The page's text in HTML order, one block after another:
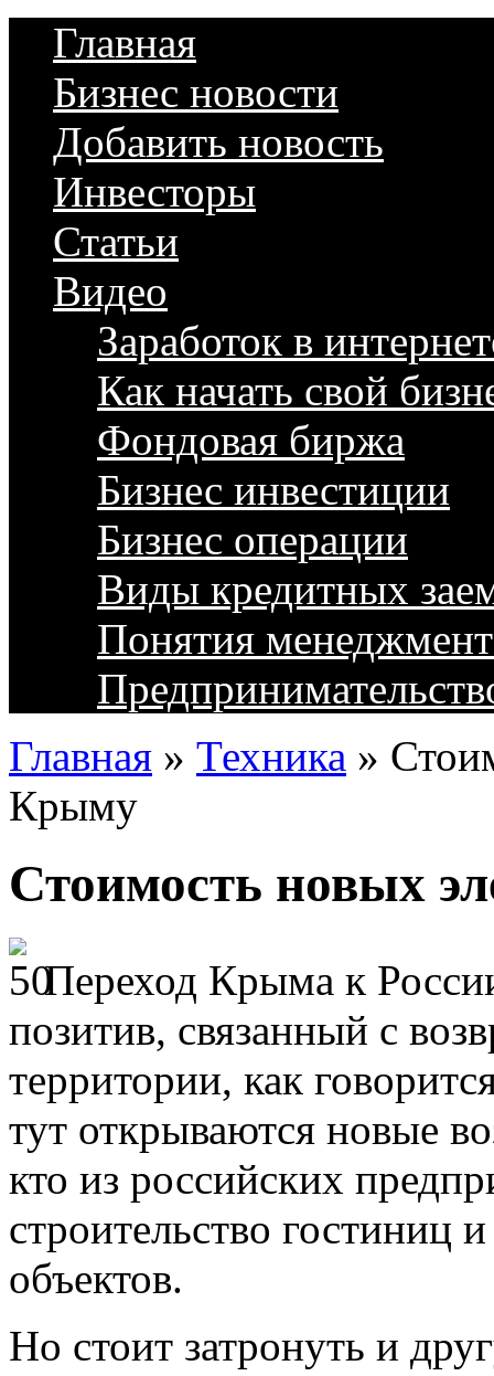
Главная
Бизнес новости
Добавить новость
Инвесторы
Статьи
Видео
Заработок в
Как начать свой
Фондовая биржа
Бизнес инвестиции
Бизнес операции
Виды кредитных
Понятия
Главная » Техника »
Крыму
Стоимость новых
Переход Крыма к
позитив, связанный с
территории, как
тут открываются новые
кто из российских
строительство
объектов.
Но стоит затронуть и